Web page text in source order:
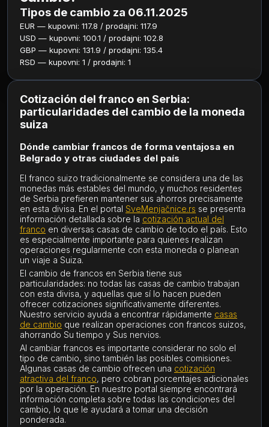
Tipos de cambio za 06.11.2025
EUR — kupovni: 117.8 / prodajni: 117.9
USD — kupovni: 100.1 / prodajni: 102.8
GBP — kupovni: 131.9 / prodajni: 135.4
RSD — kupovni: 1 / prodajni: 1
Cotización del franco en Serbia:
particularidades del cambio de la moneda
suiza
Dónde cambiar francos de forma ventajosa en
Belgrado y otras ciudades del país
El franco suizo tradicionalmente se considera una de las
monedas más estables del mundo, y muchos residentes
de Serbia prefieren mantener sus ahorros precisamente
en esta divisa. En el portal SveMenjačnice.rs se presenta
información detallada sobre la cotización actual del
franco en diversas casas de cambio de todo el país. Esto
es especialmente importante para quienes realizan
operaciones regularmente con esta moneda o planean
un viaje a Suiza.
El cambio de francos en Serbia tiene sus
particularidades: no todas las casas de cambio trabajan
con esta divisa, y aquellas que sí lo hacen pueden
ofrecer cotizaciones significativamente diferentes.
Nuestro servicio ayuda a encontrar rápidamente casas
de cambio que realizan operaciones con francos suizos,
ahorrando Su tiempo y Sus nervios.
Al cambiar francos es importante considerar no solo el
tipo de cambio, sino también las posibles comisiones.
Algunas casas de cambio ofrecen una cotización
atractiva del franco, pero cobran porcentajes adicionales
por la operación. En nuestro portal siempre encontrará
información completa sobre todas las condiciones del
cambio, lo que le ayudará a tomar una decisión
ponderada.